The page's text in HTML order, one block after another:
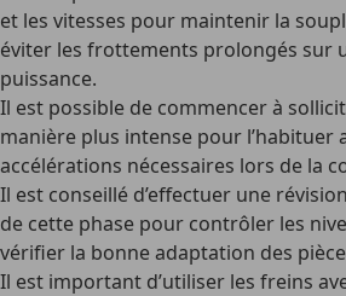
et les vitesses pour maintenir la
éviter les frottements prolongés sur
puissance.
Il est possible de commencer à
manière plus intense pour l’habituer
accélérations nécessaires lors de la
Il est conseillé d’effectuer une
de cette phase pour contrôler les
vérifier la bonne adaptation des
Il est important d’utiliser les freins